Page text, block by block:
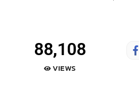
88,108
VIEWS